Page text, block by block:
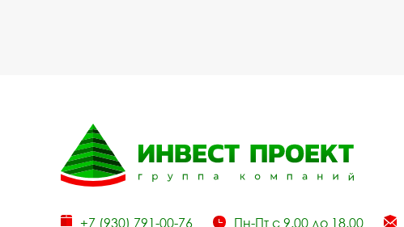
+7 (930) 791-00-76 Пн-Пт с 9.00 до 18.00